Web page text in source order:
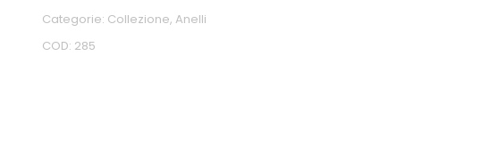
COD: 285
Categorie: Collezione,Anelli